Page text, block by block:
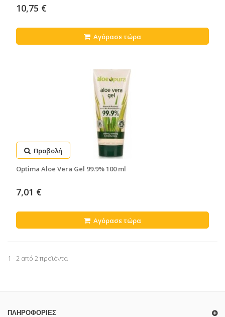
10,75 €
Αγόρασε τώρα
Προβολή
Optima Aloe Vera Gel 99.9% 100 ml
7,01 €
Αγόρασε τώρα
1 - 2 από 2 προϊόντα
ΠΛΗΡΟΦΟΡΊΕΣ